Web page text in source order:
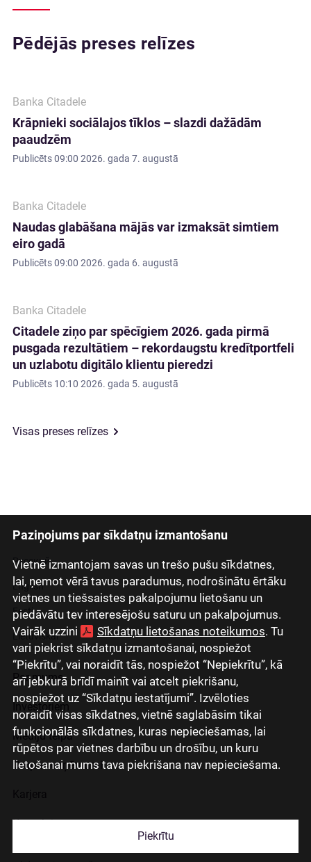
Paziņojums par sīkdatņu izmantošanu
Vietnē izmantojam savas un trešo pušu sīkdatnes,
lai, ņemot vērā tavus paradumus, nodrošinātu ērtāku
vietnes un tiešsaistes pakalpojumu lietošanu un
piedāvātu tev interesējošu saturu un pakalpojumus.
Vairāk uzzini
Sīkdatņu lietošanas noteikumos. Tu
vari piekrist sīkdatņu izmantošanai, nospiežot
“Piekrītu”, vai noraidīt tās, nospiežot “Nepiekrītu”, kā
arī jebkurā brīdī mainīt vai atcelt piekrišanu,
nospiežot uz “Sīkdatņu iestatījumi”. Izvēloties
noraidīt visas sīkdatnes, vietnē saglabāsim tikai
funkcionālās sīkdatnes, kuras nepieciešamas, lai
rūpētos par vietnes darbību un drošību, un kuru
lietošanai mums tava piekrišana nav nepieciešama.
Piekrītu
Pēdējās preses relīzes
Banka Citadele
Krāpnieki sociālajos tīklos – slazdi dažādām
paaudzēm
Publicēts09:00 2026. gada 7. augustā
Banka Citadele
Naudas glabāšana mājās var izmaksāt simtiem
eiro gadā
Publicēts09:00 2026. gada 6. augustā
Banka Citadele
Citadele ziņo par spēcīgiem 2026. gada pirmā
pusgada rezultātiem – rekordaugstu kredītportfeli
un uzlabotu digitālo klientu pieredzi
Publicēts 10:10 2026. gada 5. augustā
Visas preses relīzes
Latviski
Русский
English
Eesti
Lietuviškai
Par mums
Investoriem
Mediju telpa
Grupas uzņēmumi
Kontakti